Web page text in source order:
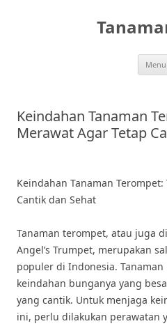
Menu
Keindahan Tanaman
Merawat Agar Tetap
Keindahan Tanaman
Cantik dan Sehat
Tanaman terompet, atau juga
Angel’s Trumpet, merupakan
populer di Indonesia.
keindahan bunganya yang
yang cantik. Untuk menjaga
ini, perlu dilakukan perawatan